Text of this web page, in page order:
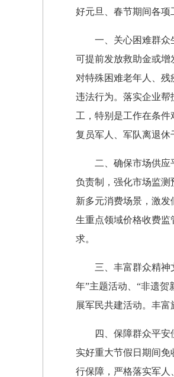
好元旦、春节期间各项
一、关心困难群众生
可提前发放救助金或
对特殊困难老年人、
违法行为。落实企业
工，特别是工作在条
复员军人、军队离退休
二、确保市场供应平
负责制，强化市场监测
新多元消费场景，激
生重点领域价格收费
求。
三、丰富群众精神文
年”主题活动、“非遗
展军民共建活动。丰
四、保障群众平安便
实好重大节假日期间
行保障，严格落实军